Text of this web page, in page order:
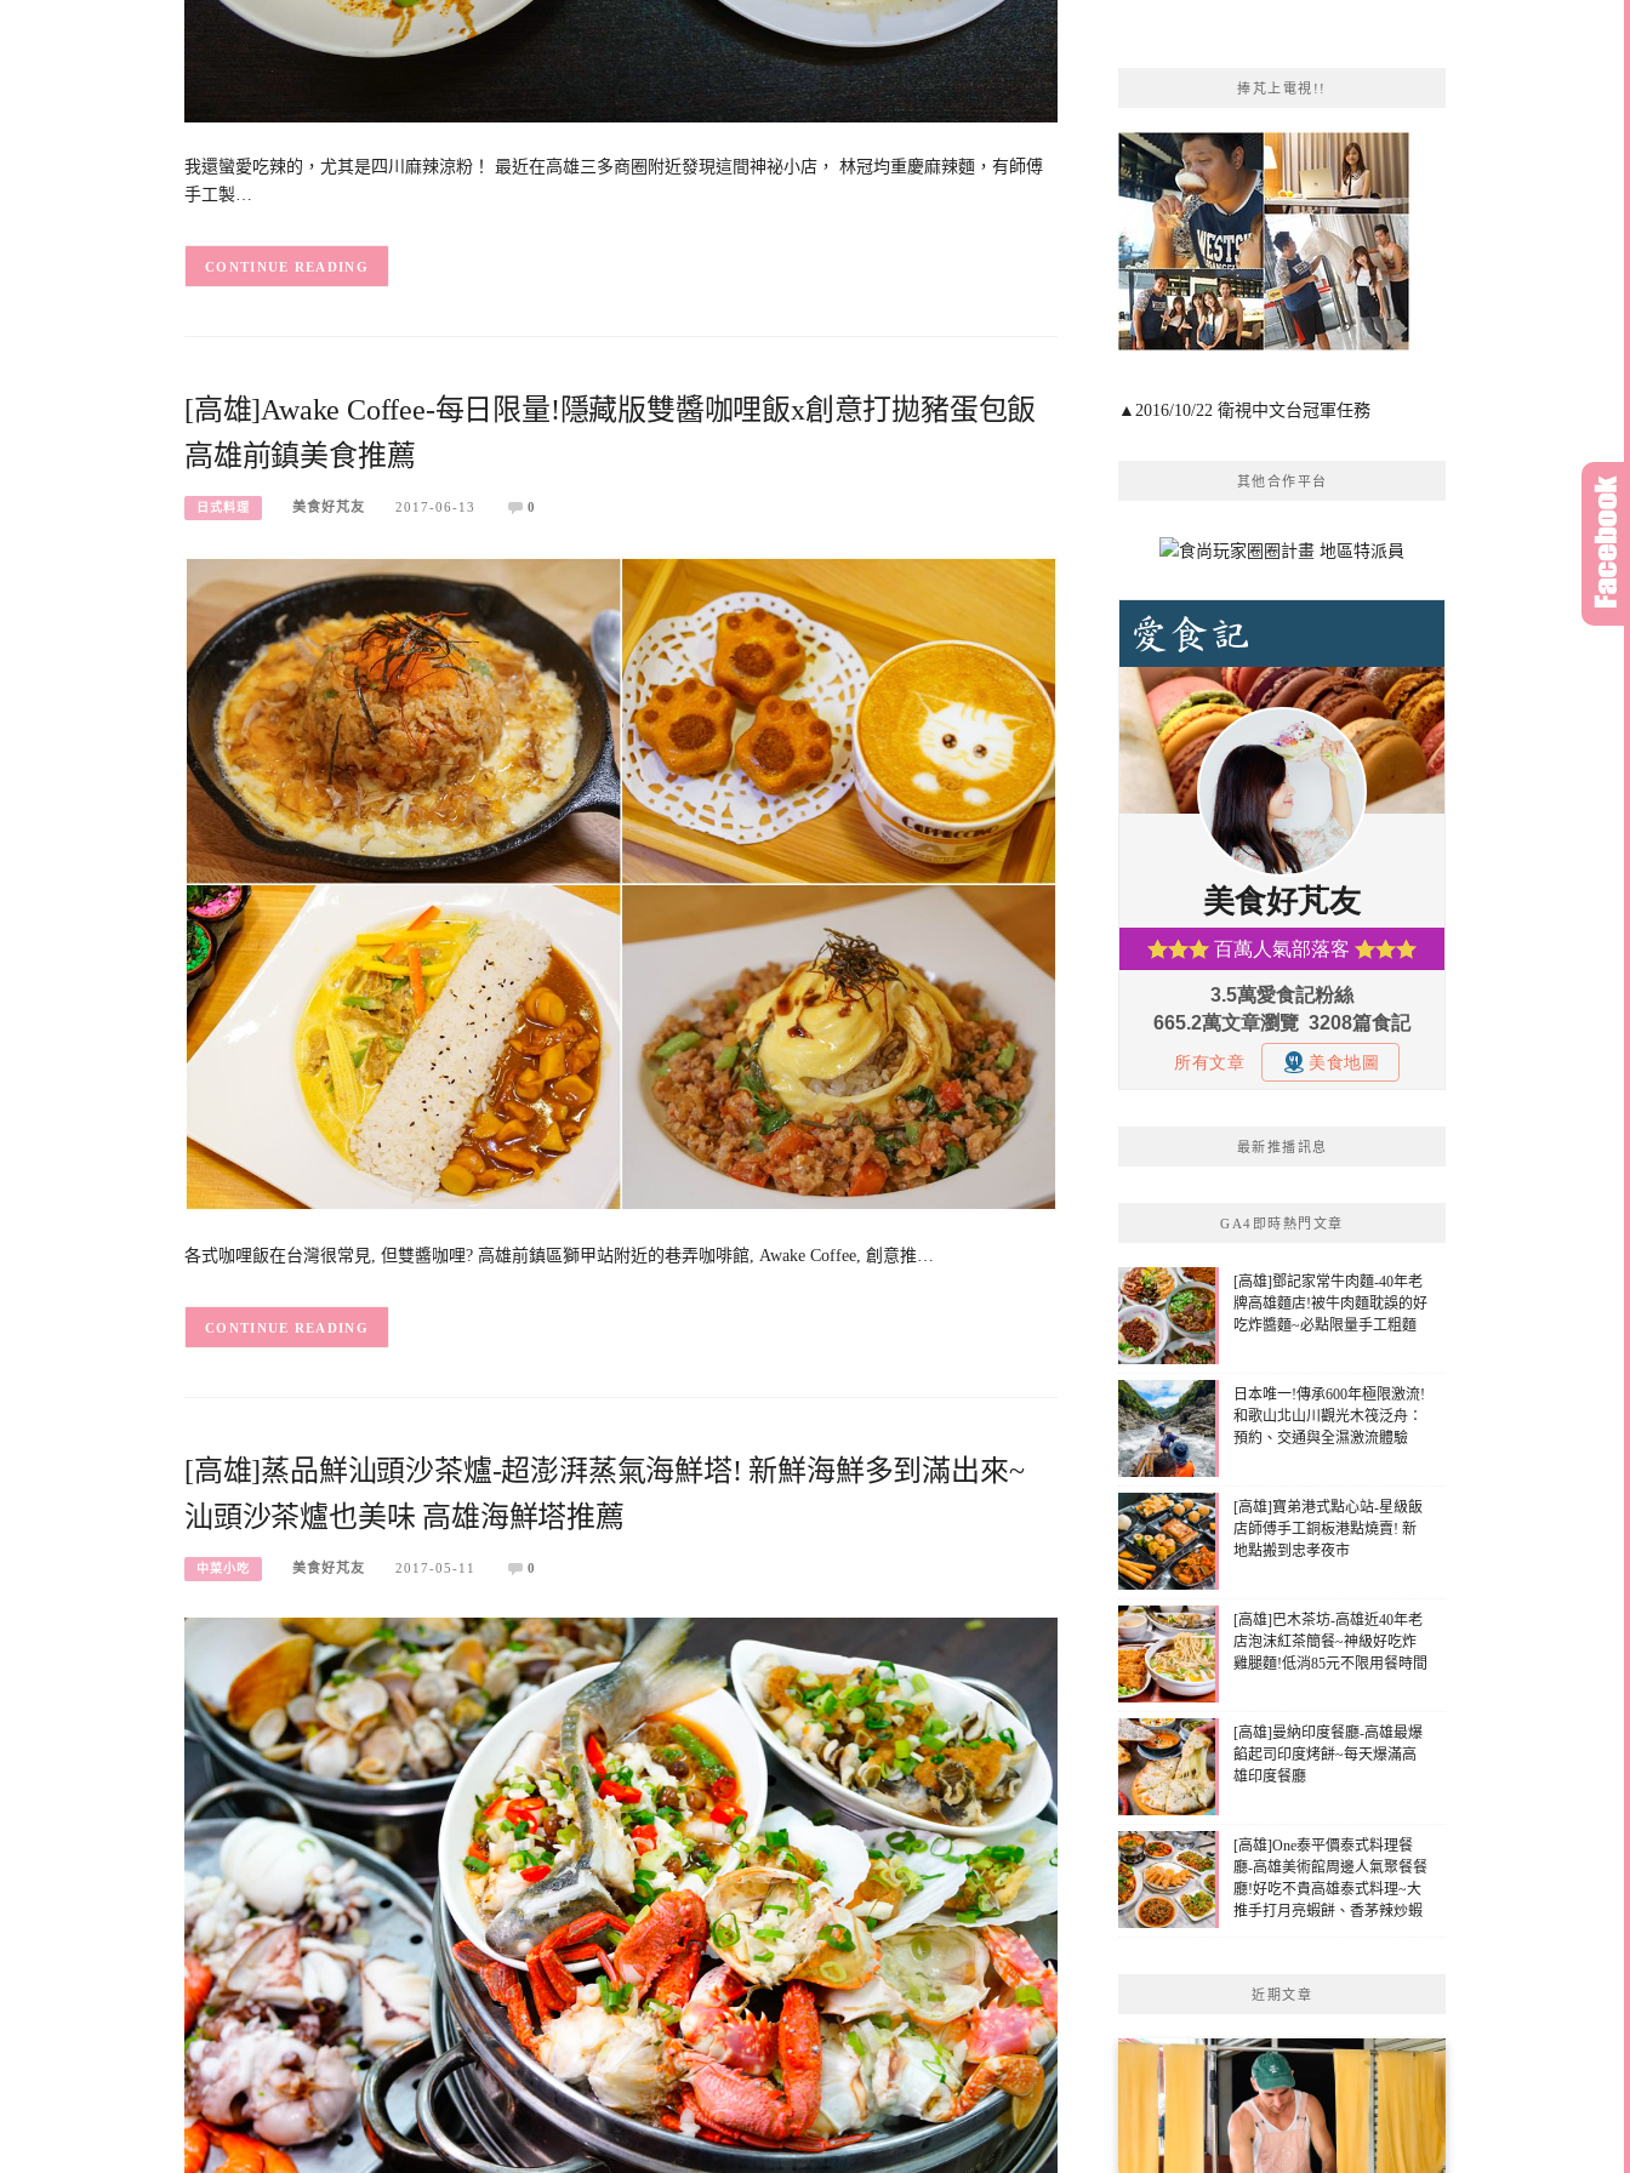
我還蠻愛吃辣的，尤其是四川麻辣涼粉！ 最近在高雄三多商圈附近發現這間神祕小店， 林冠均重慶麻辣麵，有師傅
手工製…
CONTINUE READING
[高雄]Awake Coffee-每日限量!隱藏版雙醬咖哩飯x創意打拋豬蛋包飯
高雄前鎮美食推薦
日式料理 美食好芃友 2017-06-13 0
各式咖哩飯在台灣很常見, 但雙醬咖哩? 高雄前鎮區獅甲站附近的巷弄咖啡館, Awake Coffee, 創意推…
CONTINUE READING
[高雄]蒸品鮮汕頭沙茶爐-超澎湃蒸氣海鮮塔! 新鮮海鮮多到滿出來~
汕頭沙茶爐也美味 高雄海鮮塔推薦
中菜小吃 美食好芃友 2017-05-11 0
捧芃上電視!!
▲2016/10/22 衛視中文台冠軍任務
其他合作平台
最新推播訊息
GA4即時熱門文章
[高雄]鄧記家常牛肉麵-40年老
牌高雄麵店!被牛肉麵耽誤的好
吃炸醬麵~必點限量手工粗麵
日本唯一!傳承600年極限激流!
和歌山北山川觀光木筏泛舟：
預約、交通與全濕激流體驗
[高雄]寶弟港式點心站-星級飯
店師傅手工銅板港點燒賣! 新
地點搬到忠孝夜市
[高雄]巴木茶坊-高雄近40年老
店泡沫紅茶簡餐~神級好吃炸
雞腿麵!低消85元不限用餐時間
[高雄]曼納印度餐廳-高雄最爆
餡起司印度烤餅~每天爆滿高
雄印度餐廳
[高雄]One泰平價泰式料理餐
廳-高雄美術館周邊人氣聚餐餐
廳!好吃不貴高雄泰式料理~大
推手打月亮蝦餅、香茅辣炒蝦
近期文章